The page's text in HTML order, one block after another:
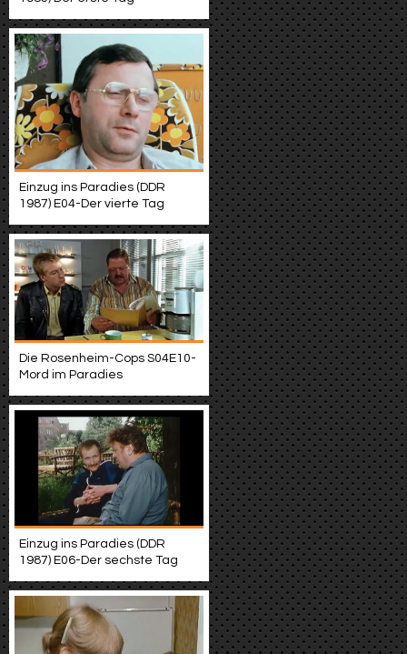
Einzug ins Paradies (DDR
1987) E04-Der vierte Tag
Die Rosenheim-Cops S04E10-
Mord im Paradies
Einzug ins Paradies (DDR
1987) E06-Der sechste Tag